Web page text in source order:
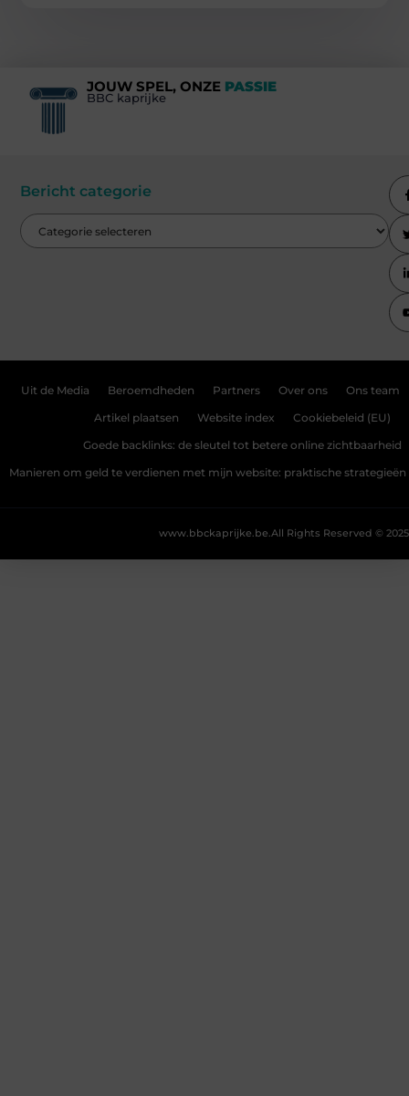
JOUW SPEL, ONZE PASSIE
BBC kaprijke
Bericht categorie
Uit de Media Beroemdheden Partners Over ons Ons team
Artikel plaatsen Website index Cookiebeleid (EU)
Goede backlinks: de sleutel tot betere online zichtbaarheid
Manieren om geld te verdienen met mijn website: praktische strategieën
All Rights Reserved © 2025
www.bbckaprijke.be.